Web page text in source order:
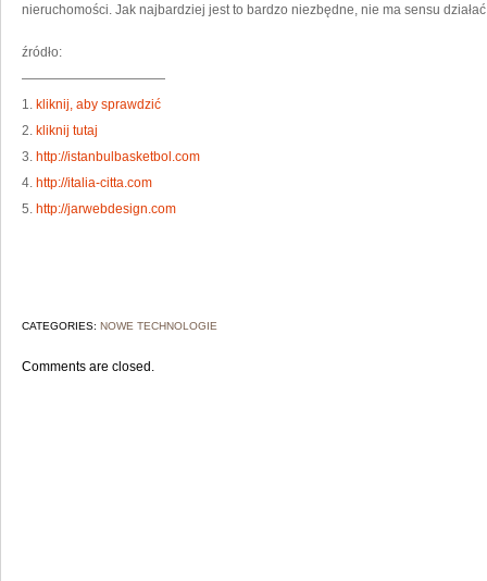
nieruchomości. Jak najbardziej jest to bardzo niezbędne, nie ma sensu
źródło:
———————————
1. kliknij, aby sprawdzić
2. kliknij tutaj
3. http://istanbulbasketbol.com
4. http://italia-citta.com
5. http://jarwebdesign.com
CATEGORIES: NOWE TECHNOLOGIE
Comments are closed.